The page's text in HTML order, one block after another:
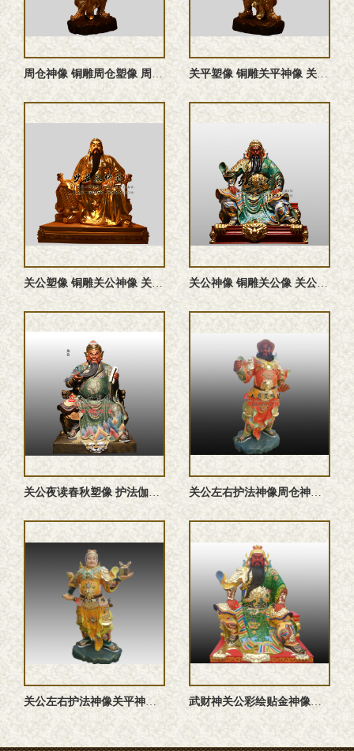
关平塑像 铜雕关平神像 关平雕塑
关公塑像 铜雕关公神像 关公雕塑 关公神像 铜雕关公像 关公雕塑 关公塑像
武财神关公彩绘贴金神像订做